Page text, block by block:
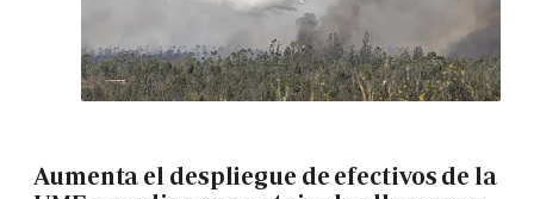
Aumenta el despliegue de efectivos de la